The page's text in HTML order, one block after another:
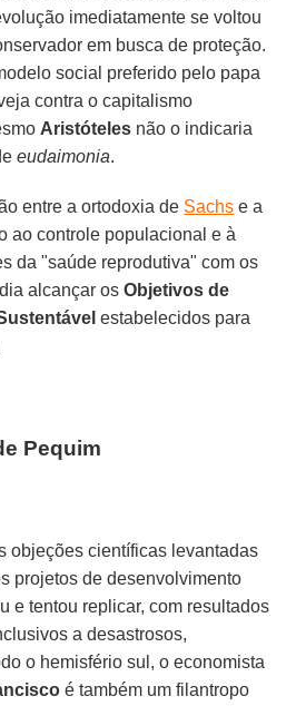
imediatamente se voltou
em busca de proteção.
social preferido pelo papa
contra o capitalismo
Aristóteles não o indicaria
eudaimonia.
entre a ortodoxia de Sachs e a
ao controle populacional e à
da "saúde reprodutiva" com os
alcançar osObjetivos de
estabelecidos para
Pequim
objeções científicas levantadas
projetos de desenvolvimento
e tentou replicar, com resultados
a desastrosos,
o hemisfério sul, o economista
é também um filantropo